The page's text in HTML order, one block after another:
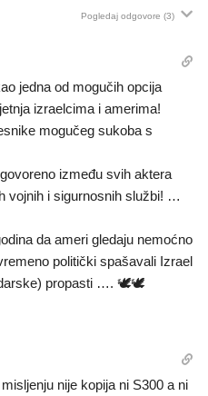
Pogledaj odgovore (3)
jedna od mogučih opcija
izraelcima i amerima!
mogučeg sukoba s
između svih aktera
vojnih i sigurnosnih službi! …
da ameri gledaju nemoćno
politički spašavali Izrael
propasti …. 🕊🕊
nije kopija ni S300 a ni